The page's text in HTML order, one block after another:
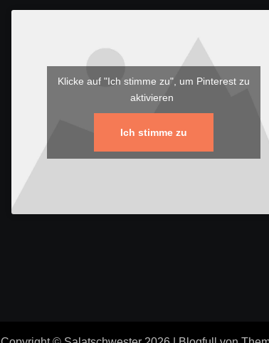
Klicke auf "Ich stimme zu", um Pinterest zu
aktivieren
Ich stimme zu